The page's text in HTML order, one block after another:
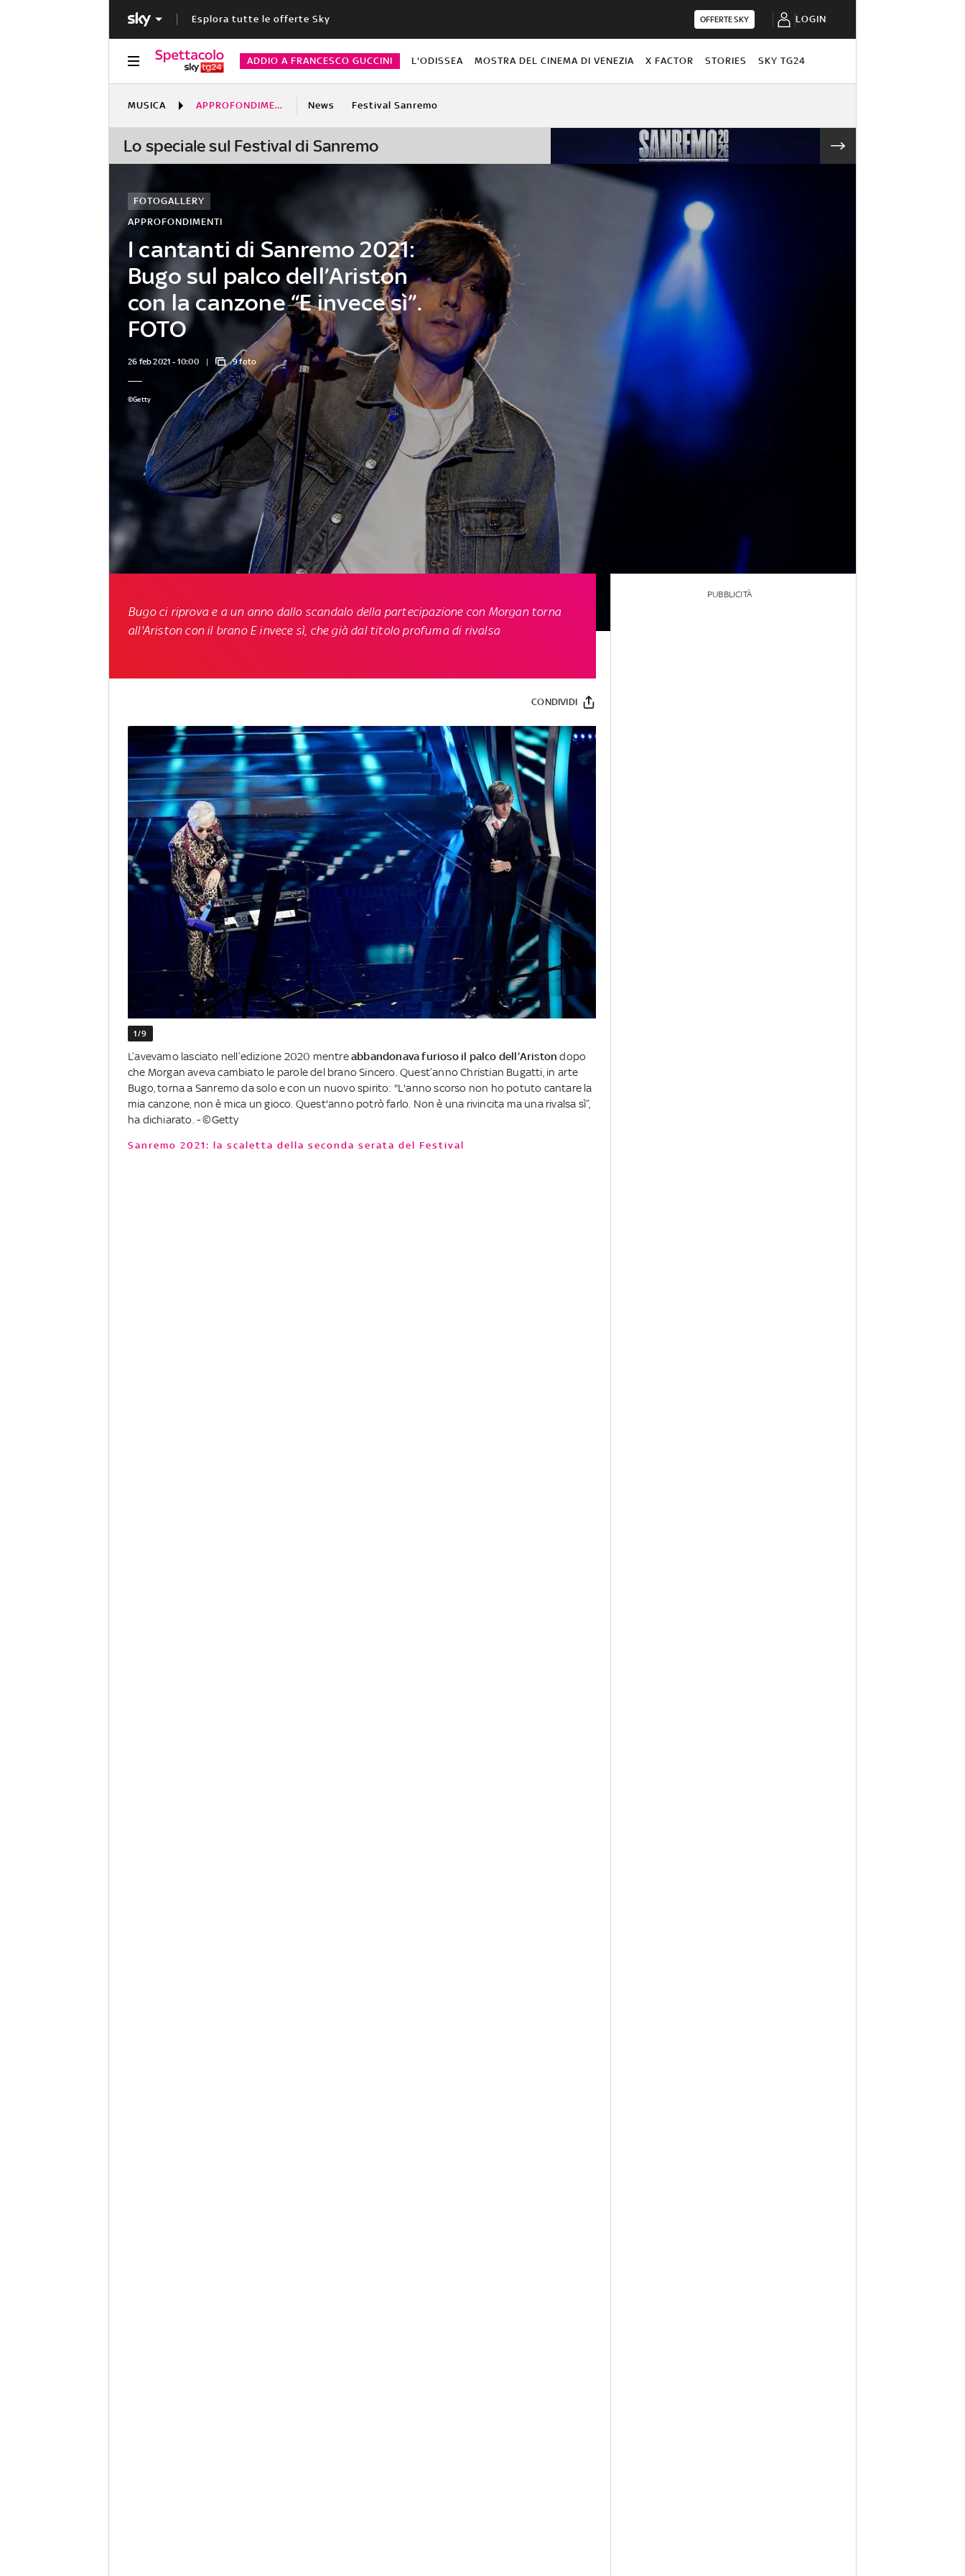
Esplora tutte le offerte Sky OFFERTE SKY LOGIN
ADDIO A FRANCESCO GUCCINI L'ODISSEA MOSTRA DEL CINEMA DI VENEZIA X FACTOR STORIES SKY TG24
MUSICA APPROFONDIMENTI News Festival Sanremo
Lo speciale sul Festival di Sanremo
I cantanti di Sanremo 2021:
Bugo sul palco dell’Ariston
con la canzone “E invece sì”.
FOTO
APPROFONDIMENTI
FOTOGALLERY
26 feb 2021 - 10:00 9 foto
©Getty
Bugo ci riprova e a un anno dallo scandalo della partecipazione con Morgan torna
all'Ariston con il brano E invece sì, che già dal titolo profuma di rivalsa
CONDIVIDI
1/9
L’avevamo lasciato nell’edizione 2020 mentreabbandonava furioso il palco dell’Aristondopo
che Morgan aveva cambiato le parole del brano Sincero. Quest’anno Christian Bugatti, in arte
Bugo, torna a Sanremo da solo e con un nuovo spirito: "L'anno scorso non ho potuto cantare la
mia canzone, non è mica un gioco. Quest'anno potrò farlo. Non è una rivincita ma una rivalsa sì”,
ha dichiarato. - ©Getty
Sanremo 2021: la scaletta della seconda serata del Festival
PUBBLICITÀ